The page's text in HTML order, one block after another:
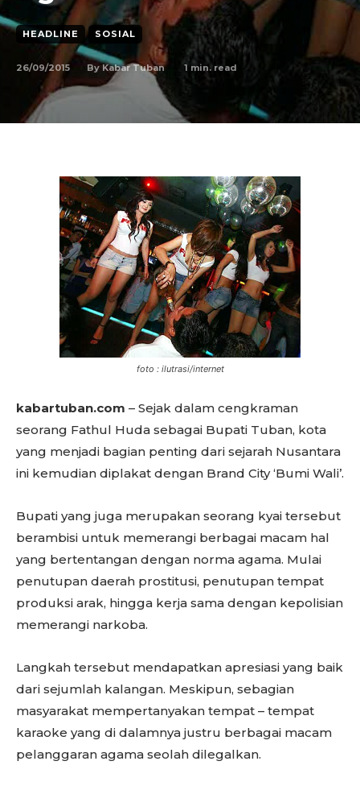
HEADLINE SOSIAL
26/09/2015 By Kabar Tuban 1 min. read
foto : ilutrasi/internet
kabartuban.com – Sejak dalam cengkraman
seorang Fathul Huda sebagai Bupati Tuban, kota
yang menjadi bagian penting dari sejarah Nusantara
ini kemudian diplakat dengan Brand City ‘Bumi Wali’.
Bupati yang juga merupakan seorang kyai tersebut
berambisi untuk memerangi berbagai macam hal
yang bertentangan dengan norma agama. Mulai
penutupan daerah prostitusi, penutupan tempat
produksi arak, hingga kerja sama dengan kepolisian
memerangi narkoba.
Langkah tersebut mendapatkan apresiasi yang baik
dari sejumlah kalangan. Meskipun, sebagian
masyarakat mempertanyakan tempat – tempat
karaoke yang di dalamnya justru berbagai macam
pelanggaran agama seolah dilegalkan.